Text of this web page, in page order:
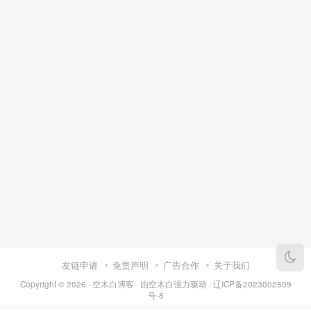
友链申请 免责声明 广告合作 关于我们
Copyright © 2026 · 空木白博客 · 由空木白强力驱动 · 辽ICP备2023002509
号-8